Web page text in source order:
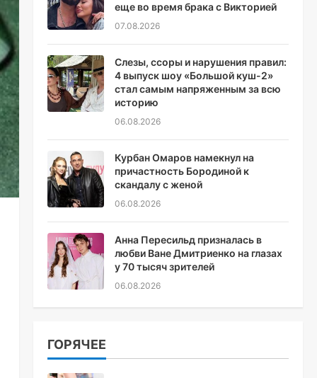
еще во время брака с Викторией
07.08.2026
Слезы, ссоры и нарушения правил:
4 выпуск шоу «Большой куш-2»
стал самым напряженным за всю
историю
06.08.2026
Курбан Омаров намекнул на
причастность Бородиной к
скандалу с женой
06.08.2026
Анна Пересильд призналась в
любви Ване Дмитриенко на глазах
у 70 тысяч зрителей
06.08.2026
ГОРЯЧЕЕ